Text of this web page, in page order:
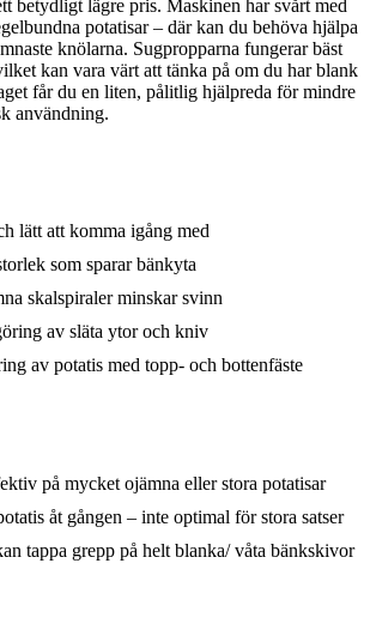
betydligt lägre pris. Maskinen har svårt med
potatisar – där kan du behöva hjälpa
knölarna. Sugpropparna fungerar bäst
kan vara värt att tänka på om du har blank
får du en liten, pålitlig hjälpreda för mindre
användning.
lätt att komma igång med
som sparar bänkyta
skalspiraler minskar svinn
av släta ytor och kniv
av potatis med topp- och bottenfäste
på mycket ojämna eller stora potatisar
åt gången – inte optimal för stora satser
tappa grepp på helt blanka/ våta bänkskivor